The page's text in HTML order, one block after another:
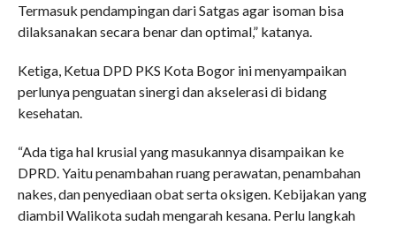
Termasuk pendampingan dari Satgas agar isoman bisa
dilaksanakan secara benar dan optimal,” katanya.
Ketiga, Ketua DPD PKS Kota Bogor ini menyampaikan
perlunya penguatan sinergi dan akselerasi di bidang
kesehatan.
“Ada tiga hal krusial yang masukannya disampaikan ke
DPRD. Yaitu penambahan ruang perawatan, penambahan
nakes, dan penyediaan obat serta oksigen. Kebijakan yang
diambil Walikota sudah mengarah kesana. Perlu langkah